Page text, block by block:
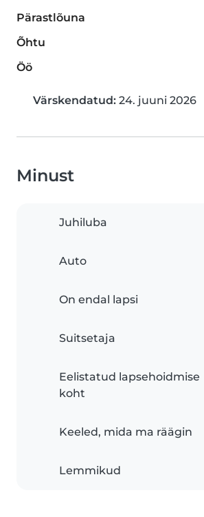
Pärastlõuna
Õhtu
Öö
Värskendatud: 24. juuni 2026
Minust
Juhiluba
Auto
On endal lapsi
Suitsetaja
Eelistatud lapsehoidmise
koht
Keeled, mida ma räägin
Lemmikud